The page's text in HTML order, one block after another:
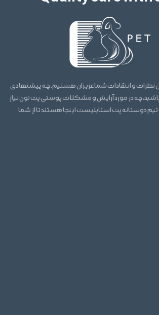
نظرات و انتقادات شما عزیزان هستیم. چه پیشنهادی
چه در مورد آرایش و مشکلات پوستی پت تون نیاز
دوستانه پت استایلیست اینجا هستند تا از شما